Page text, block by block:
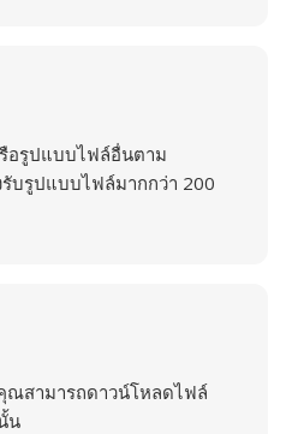
อรูปแบบไฟล์อื่นตาม
บรูปแบบไฟล์มากกว่า 200
ณสามารถดาวน์โหลดไฟล์
น